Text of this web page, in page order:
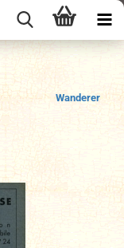
Wanderer